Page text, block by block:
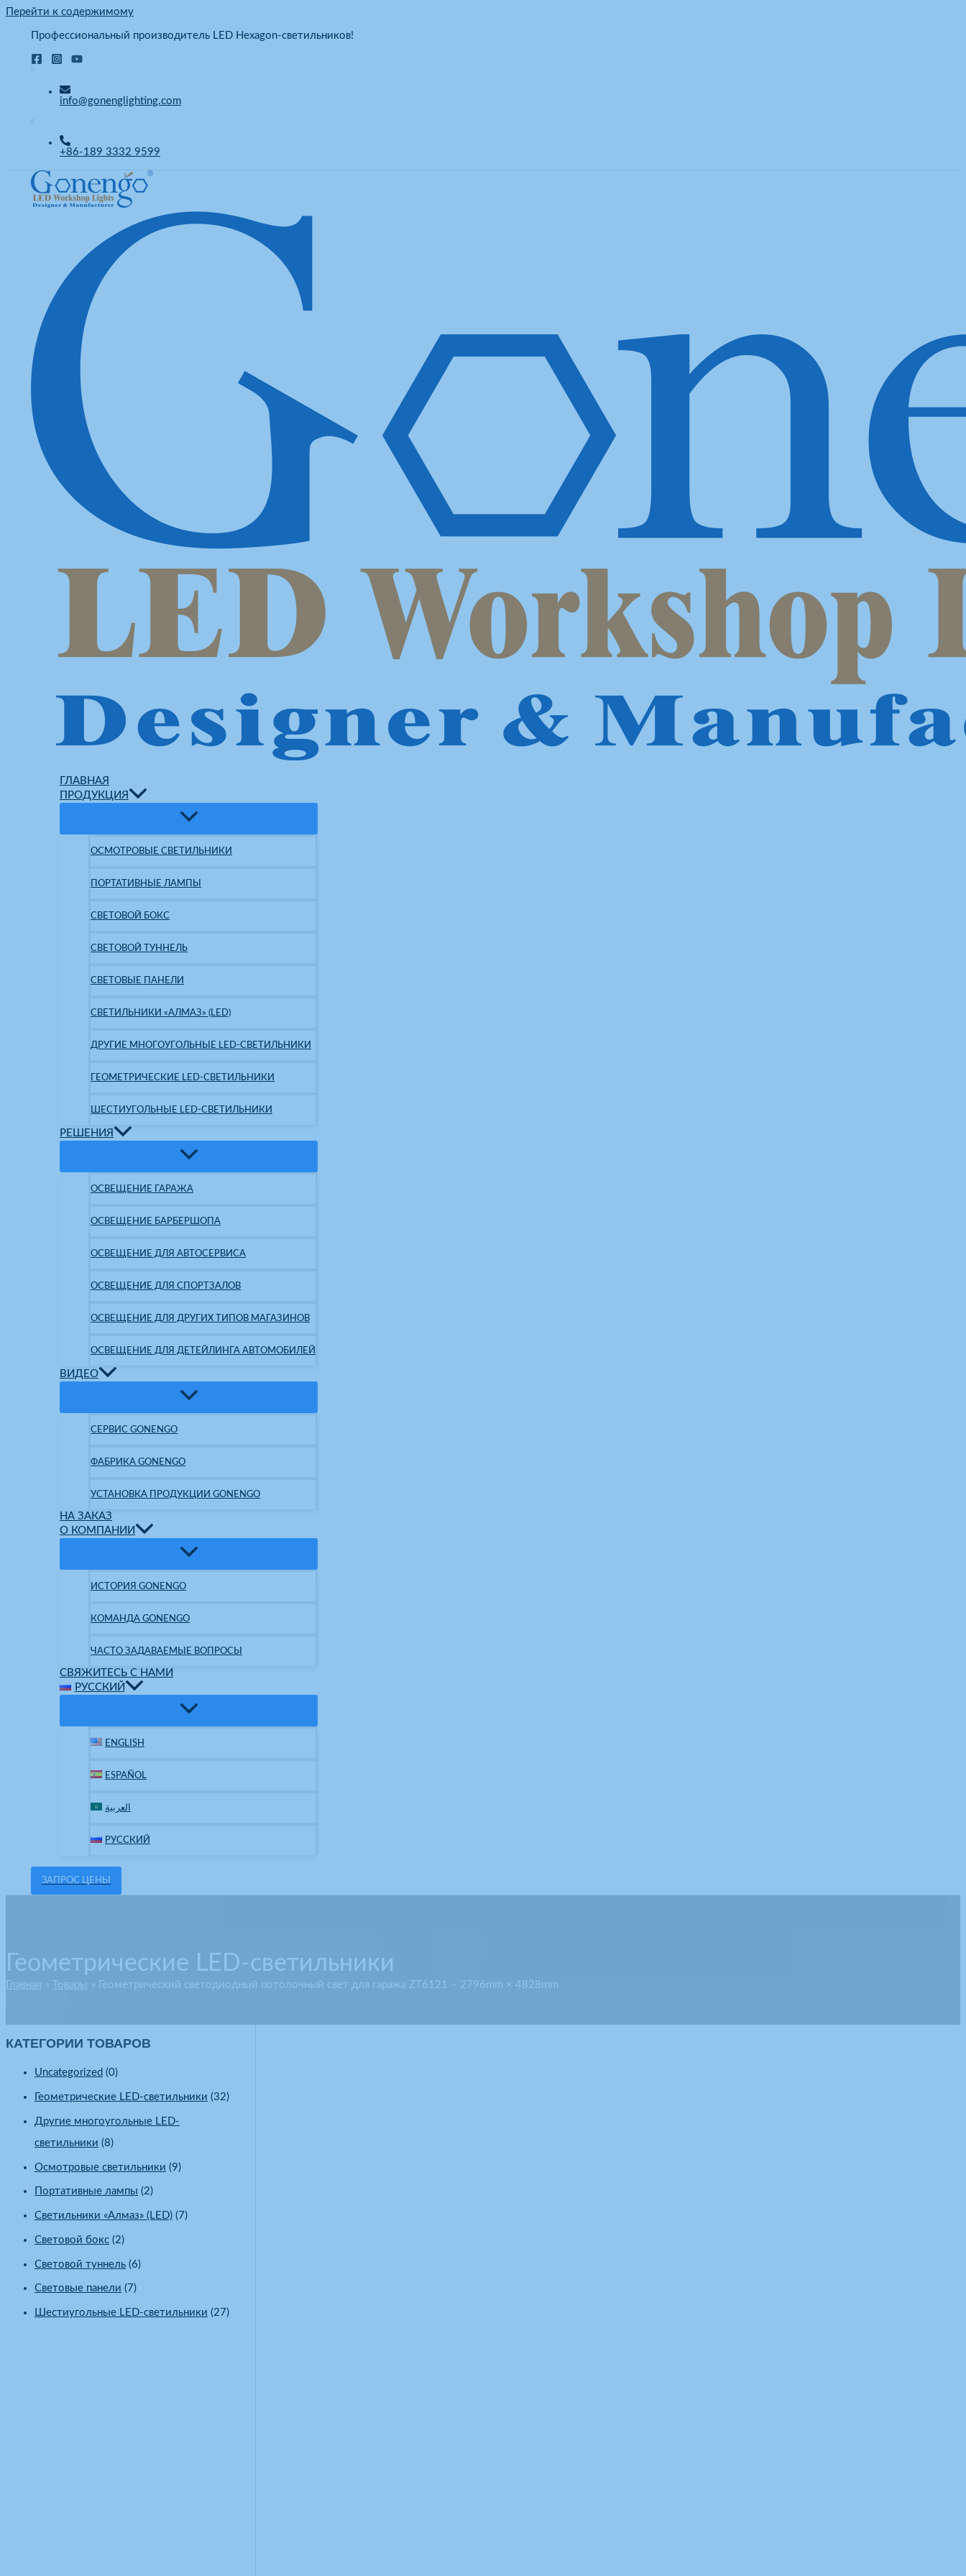
Перейти к содержимому
Профессиональный производитель LED Hexagon-светильников!
info@gonenglighting.com
+86-189 3332 9599
ГЛАВНАЯ
ПРОДУКЦИЯ
ОСМОТРОВЫЕ СВЕТИЛЬНИКИ
ПОРТАТИВНЫЕ ЛАМПЫ
СВЕТОВОЙ БОКС
СВЕТОВОЙ ТУННЕЛЬ
СВЕТОВЫЕ ПАНЕЛИ
СВЕТИЛЬНИКИ «АЛМАЗ» (LED)
ДРУГИЕ МНОГОУГОЛЬНЫЕ LED-СВЕТИЛЬНИКИ
ГЕОМЕТРИЧЕСКИЕ LED-СВЕТИЛЬНИКИ
ШЕСТИУГОЛЬНЫЕ LED-СВЕТИЛЬНИКИ
РЕШЕНИЯ
ОСВЕЩЕНИЕ ГАРАЖА
ОСВЕЩЕНИЕ БАРБЕРШОПА
ОСВЕЩЕНИЕ ДЛЯ АВТОСЕРВИСА
ОСВЕЩЕНИЕ ДЛЯ СПОРТЗАЛОВ
ОСВЕЩЕНИЕ ДЛЯ ДРУГИХ ТИПОВ МАГАЗИНОВ
ОСВЕЩЕНИЕ ДЛЯ ДЕТЕЙЛИНГА АВТОМОБИЛЕЙ
ВИДЕО
СЕРВИС GONENGO
ФАБРИКА GONENGO
УСТАНОВКА ПРОДУКЦИИ GONENGO
НА ЗАКАЗ
О КОМПАНИИ
ИСТОРИЯ GONENGO
КОМАНДА GONENGO
ЧАСТО ЗАДАВАЕМЫЕ ВОПРОСЫ
СВЯЖИТЕСЬ С НАМИ
РУССКИЙ
ENGLISH
ESPAÑOL
العربية
РУССКИЙ
ЗАПРОС ЦЕНЫ
Геометрические LED-светильники
Главная Товары Геометрический светодиодный потолочный свет для гаража ZT6121 – 2796mm × 4828mm
КАТЕГОРИИ ТОВАРОВ
Uncategorized (0)
Геометрические LED-светильники (32)
Другие многоугольные LED-
светильники (8)
Осмотровые светильники (9)
Портативные лампы (2)
Светильники «Алмаз» (LED) (7)
Световой бокс (2)
Световой туннель (6)
Световые панели (7)
Шестиугольные LED-светильники (27)